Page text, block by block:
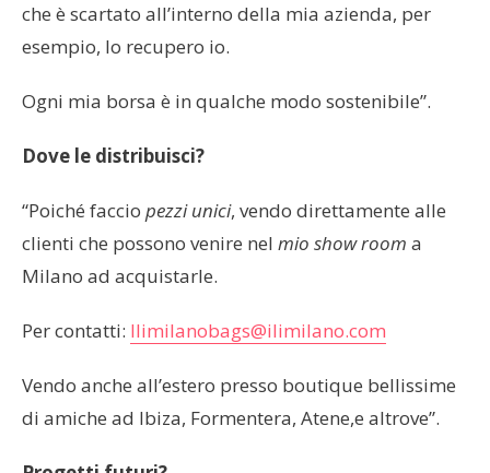
che è scartato all’interno della mia azienda, per
esempio, lo recupero io.
Ogni mia borsa è in qualche modo sostenibile”.
Dove le distribuisci?
“Poiché faccio pezzi unici, vendo direttamente alle
clienti che possono venire nel mio show room a
Milano ad acquistarle.
Per contatti: Ilimilanobags@ilimilano.com
Vendo anche all’estero presso boutique bellissime
di amiche ad Ibiza, Formentera, Atene,e altrove”.